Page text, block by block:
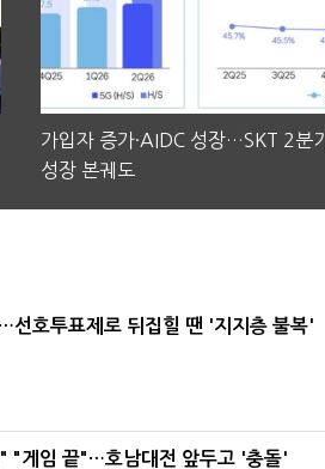
가입자 증가·AIDC 성장…SKT 2분기
성장 본궤도
선호투표제로 뒤집힐 땐 '지지층 불복'
"게임 끝"…호남대전 앞두고 '충돌'